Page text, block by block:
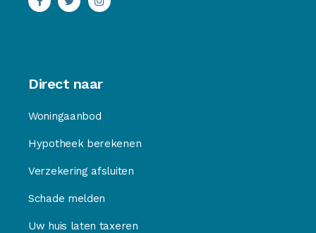
Direct naar
Woningaanbod
Hypotheek berekenen
Verzekering afsluiten
Schade melden
Uw huis laten taxeren